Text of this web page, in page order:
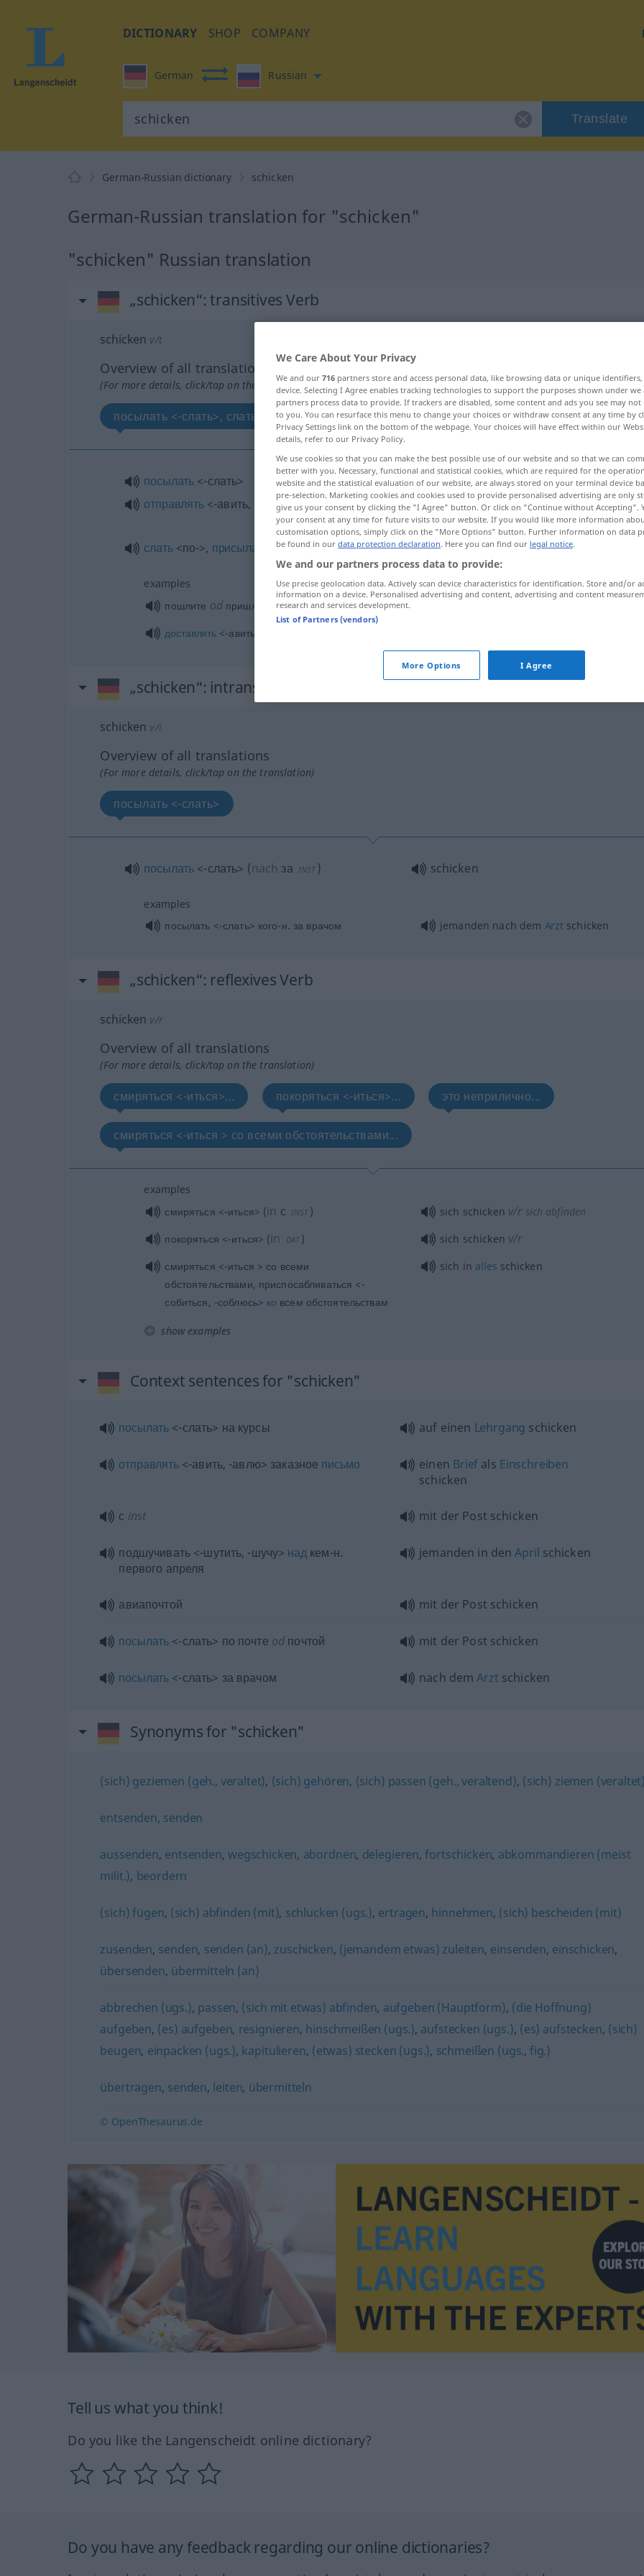
DICTIONARY SHOP COMPANY
German Russian
Translate
German-Russian dictionary schicken
German-Russian translation for "schicken"
"schicken" Russian translation
„schicken“: transitives Verb
schicken v/t
Overview of all translations
(For more details, click/tap on the translation)
посылать <-слать>, слать <по->, присылать <-слать> отправлять <-авить, -авлю>
посылать <-слать>
отправлять<-авить, -авлю>
schickenabschicken
слать<по->, присылать <-слать> schickenherschicken
examples
пошлите odпришлите мне …
доставлять <-авить, -авлю> что-н. на
„schicken“: intransitives Verb
schicken v/i
Overview of all translations
(For more details, click/tap on the translation)
посылать <-слать>
посылать <-слать> (nach за INST ) schicken
examples
посылать <-слать> кого-н. за врачом
jemanden nach dem Arztschicken
„schicken“: reflexives Verb
schicken v/r
Overview of all translations
(For more details, click/tap on the translation)
смиряться <-иться>... покоряться <-иться>... это неприлично...
смиряться <-иться > со всеми обстоятельствами...
examples
смиряться <-иться> (in с INST ) sich schicken v/r sich abfinden
покоряться <-иться> (in DAT ) sich schicken v/r
смиряться <-иться > со всеми
обстоятельствами, приспосабливаться <-
собиться, -соблюсь> ко всем обстоятельствам
sich in alles schicken
show examples
Context sentences for "schicken"
посылать <-слать> на курсы auf einen Lehrgang schicken
отправлять<-авить, -авлю> заказное письмо einen Brief als Einschreiben
schicken
с inst mit der Post schicken
подшучивать <-шутить, -шучу> над кем-н.
первого апреля
jemanden in denApril schicken
авиапочтой mit der Post schicken
посылать <-слать> по почте od почтой mit der Post schicken
посылать <-слать> за врачом nach demArzt schicken
Synonyms for "schicken"
(sich) geziemen (geh., veraltet), (sich) gehören, (sich) passen (geh., veraltend), (sich) ziemen
entsenden, senden
aussenden, entsenden,wegschicken, abordnen, delegieren,fortschicken, abkommandieren (meist
milit.), beordern
(sich) fügen, (sich) abfinden (mit), schlucken (ugs.), ertragen, hinnehmen, (sich) bescheiden (mit)
zusenden, senden, senden (an), zuschicken, (jemandem etwas) zuleiten, einsenden, einschicken,
übersenden, übermitteln (an)
abbrechen (ugs.), passen, (sich mit etwas) abfinden, aufgeben (Hauptform), (die Hoffnung)
aufgeben, (es) aufgeben, resignieren, hinschmeißen (ugs.), aufstecken (ugs.), (es) aufstecken, (sich)
beugen, einpacken (ugs.), kapitulieren, (etwas) stecken (ugs.), schmeißen (ugs., fig.)
übertragen, senden, leiten, übermitteln
© OpenThesaurus.de
Tell us what you think!
Do you like the Langenscheidt online dictionary?
Do you have any feedback regarding our online dictionaries?
We Care About Your Privacy
We and our 716 partners store and access personal data, like browsing data or unique
device. Selecting I Agree enables tracking technologies to support the purposes shown under
partners process data to provide. If trackers are disabled, some content and ads you see may not
to you. You can resurface this menu to change your choices or withdraw consent at any time by
Privacy Settings link on the bottom of the webpage. Your choices will have effect within our
details, refer to our Privacy Policy.
We use cookies so that you can make the best possible use of our website and so that we can
better with you. Necessary, functional and statistical cookies, which are required for the
website and the statistical evaluation of our website, are always stored on your terminal device
pre-selection. Marketing cookies and cookies used to provide personalised advertising are only
give us your consent by clicking the "I Agree" button. Or click on "Continue without Accepting".
your consent at any time for future visits to our website. If you would like more information
customisation options, simply click on the "More Options" button. Further information on data
be found in our data protection declaration. Here you can find our legal notice.
We and our partners process data to provide:
Use precise geolocation data. Actively scan device characteristics for identification. Store and/or
information on a device. Personalised advertising and content, advertising and content
research and services development.
List of Partners (vendors)
More Options I Agree